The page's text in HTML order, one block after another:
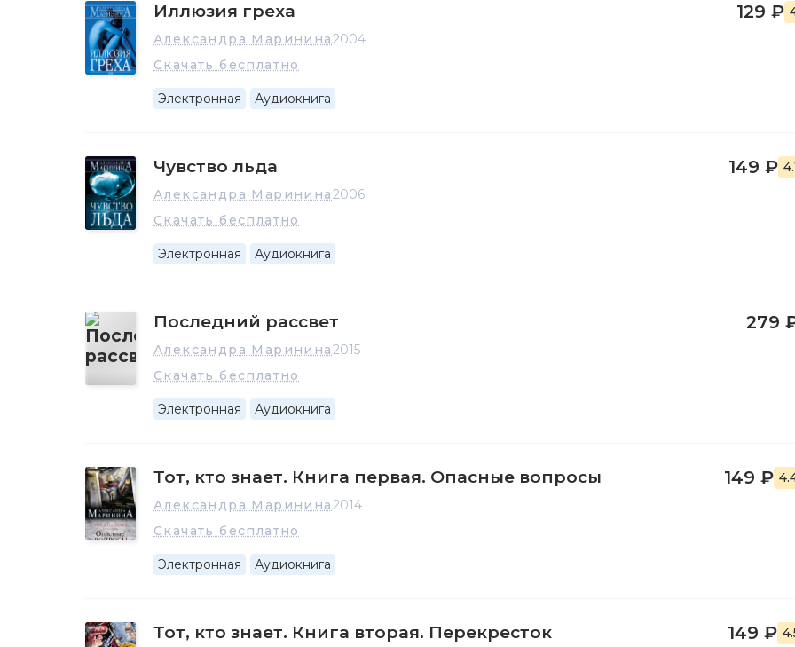
Иллюзия греха
Александра Маринина2004
Скачать бесплатно
Электронная Аудиокнига
129 ₽
Чувство льда
Александра Маринина2006
Скачать бесплатно
Электронная Аудиокнига
149 ₽
Последний рассвет
Александра Маринина2015
Скачать бесплатно
Электронная Аудиокнига
279
Тот, кто знает. Книга первая. Опасные вопросы
Александра Маринина2014
Скачать бесплатно
Электронная Аудиокнига
149 ₽
Тот, кто знает. Книга вторая. Перекресток 149 ₽